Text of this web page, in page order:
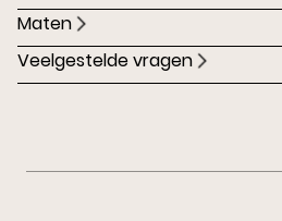
Maten
Veelgestelde vragen